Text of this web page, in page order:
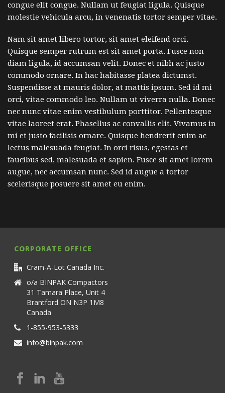
congue elit congue. Nullam ut feugiat ligula. Quisque
molestie vehicula arcu, in venenatis tortor semper vitae.
Nam sit amet libero tortor, sit amet eleifend orci.
Quisque semper rutrum est sit amet porta. Fusce non
diam ligula, id accumsan velit. Donec et nibh ac justo
commodo ornare. In hac habitasse platea dictumst.
Suspendisse at mauris dolor, at mattis ipsum. Sed id mi
orci, vitae commodo leo. Nullam ut viverra nulla. Donec
nec nunc vitae enim vestibulum porttitor. Pellentesque
vitae laoreet erat. Phasellus ac convallis elit. Vivamus in
mi et justo facilisis ornare. Quisque hendrerit enim ac
lectus malesuada feugiat. In orci risus, egestas et
faucibus sed, malesuada et sapien. Fusce sit amet lorem
augue, nec accumsan nunc. Sed id augue a tortor
scelerisque posuere sit amet eu enim.
CORPORATE OFFICE
Cram-A-Lot Canada Inc.
o/a BINPAK Compactors
31 Tamara Place, Unit 4
Brantford ON N3P 1M8
Canada
1-855-953-5333
info@binpak.com